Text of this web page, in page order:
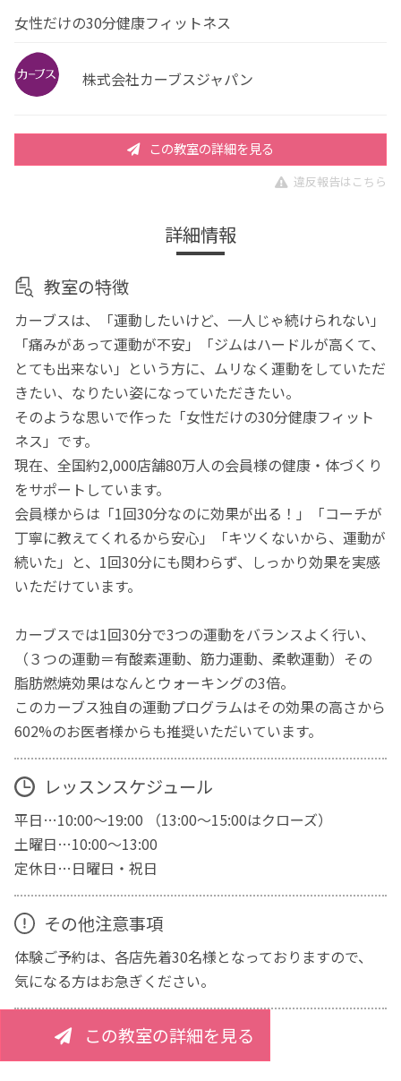
女性だけの30分健康フィットネス
株式会社カーブスジャパン
この教室の詳細を見る
違反報告はこちら
詳細情報
教室の特徴
カーブスは、「運動したいけど、一人じゃ続けられない」
「痛みがあって運動が不安」「ジムはハードルが高くて、
とても出来ない」という方に、ムリなく運動をしていただ
きたい、なりたい姿になっていただきたい。
そのような思いで作った「女性だけの30分健康フィット
ネス」です。
現在、全国約2,000店舗80万人の会員様の健康・体づくり
をサポートしています。
会員様からは「1回30分なのに効果が出る！」「コーチが
丁寧に教えてくれるから安心」「キツくないから、運動が
続いた」と、1回30分にも関わらず、しっかり効果を実感
いただけています。
カーブスでは1回30分で3つの運動をバランスよく行い、
（３つの運動＝有酸素運動、筋力運動、柔軟運動）その
脂肪燃焼効果はなんとウォーキングの3倍。
このカーブス独自の運動プログラムはその効果の高さから
602%のお医者様からも推奨いただいています。
レッスンスケジュール
平日…10:00～19:00 （13:00～15:00はクローズ）
土曜日…10:00～13:00
定休日…日曜日・祝日
その他注意事項
体験ご予約は、各店先着30名様となっておりますので、
気になる方はお急ぎください。
この教室の詳細を見る